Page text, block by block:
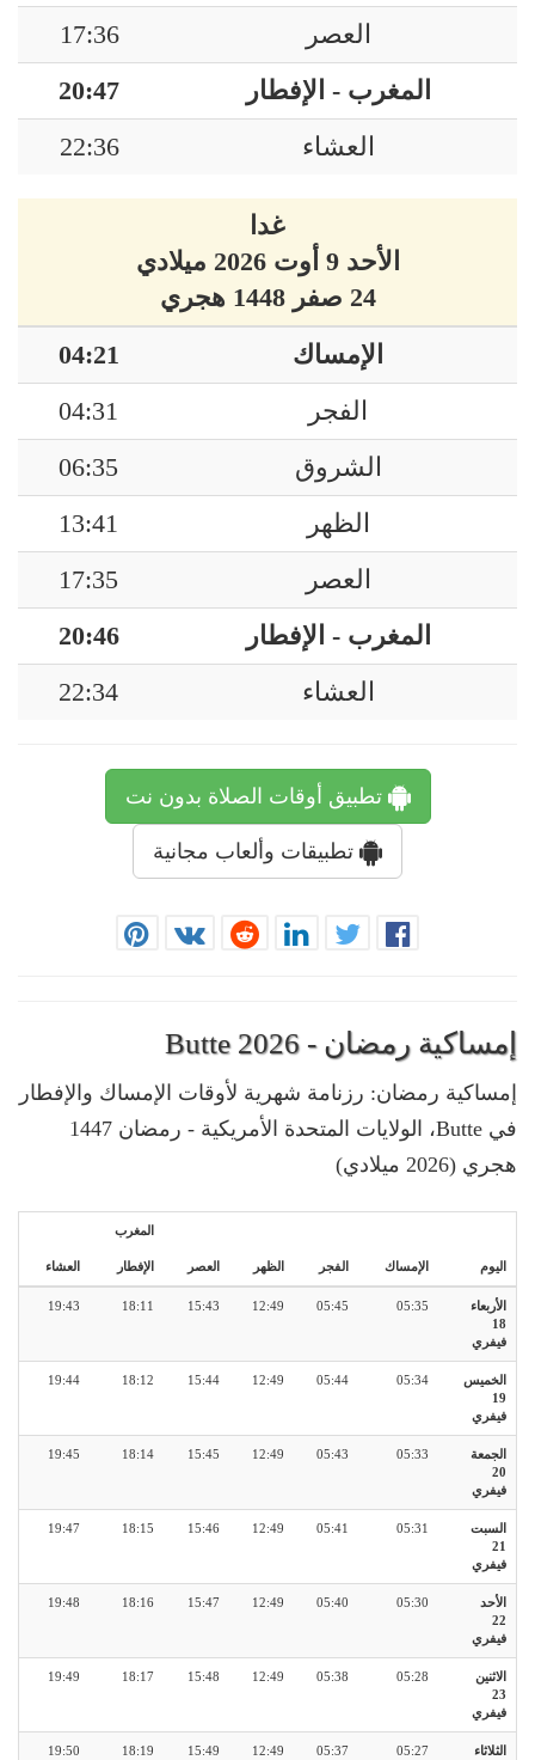
العصر
17:36
المغرب - الإفطار
20:47
العشاء
22:36
غدا
الأحد 9 أوت 2026 ميلادي
24 صفر 1448 هجري
الإمساك
04:21
الفجر
04:31
الشروق
06:35
الظهر
13:41
العصر
17:35
المغرب - الإفطار
20:46
العشاء
22:34
تطبيق أوقات الصلاة بدون نت
تطبيقات وألعاب مجانية
إمساكية رمضان - Butte 2026
إمساكية رمضان: رزنامة شهرية لأوقات الإمساك والإفطار
في Butte، الولايات المتحدة الأمريكية - رمضان 1447
هجري (2026 ميلادي)
اليوم الإمساك الفجر الظهر العصر
المغرب
الإفطار العشاء
الأربعاء
18
فيفري
05:35
05:45
12:49
15:43
18:11
19:43
الخميس
19
فيفري
05:34
05:44
12:49
15:44
18:12
19:44
الجمعة
20
فيفري
05:33
05:43
12:49
15:45
18:14
19:45
السبت
21
فيفري
05:31
05:41
12:49
15:46
18:15
19:47
الأحد
22
فيفري
05:30
05:40
12:49
15:47
18:16
19:48
الاثنين
23
فيفري
05:28
05:38
12:49
15:48
18:17
19:49
الثلاثاء
05:27
05:37
12:49
15:49
18:19
19:50